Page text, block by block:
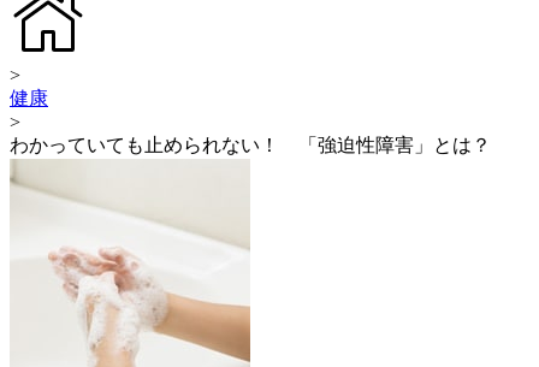
>
健康
>
わかっていても止められない！ 「強迫性障害」とは？